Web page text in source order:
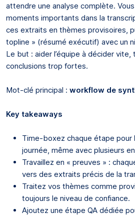
attendre une analyse complète.
moments importants dans la
ces extraits en thèmes provisoires,
topline » (résumé exécutif) avec un
Le but : aider l’équipe à décider
conclusions trop fortes.
Mot-clé principal : workflow de
Key takeaways
Time-boxez chaque étape pour
journée, même avec plusieurs
Travaillez en « preuves » :
vers des extraits précis de la
Traitez vos thèmes comme
toujours le niveau de confiance.
Ajoutez une étape QA dédiée